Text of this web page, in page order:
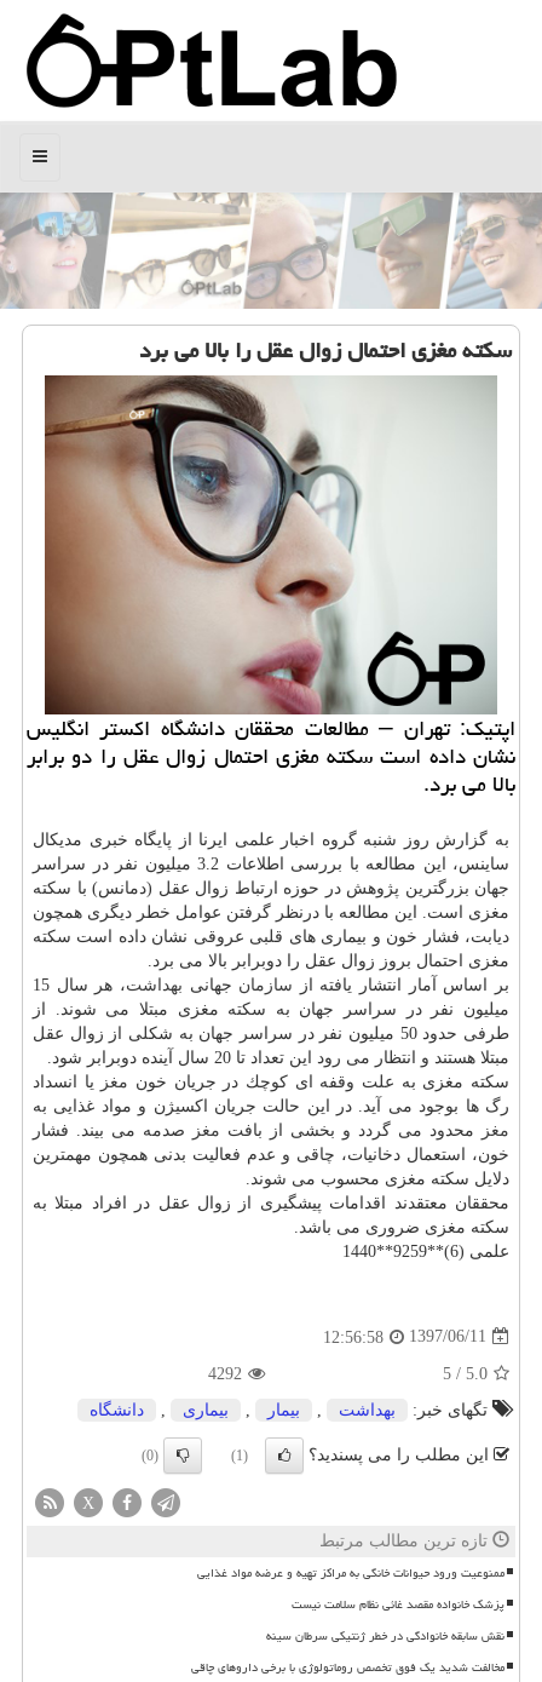
منو
سكته مغزی احتمال زوال عقل را بالا می برد
اپتیك: تهران – مطالعات محققان دانشگاه اكستر انگلیس
نشان داده است سكته مغزی احتمال زوال عقل را دو برابر
بالا می برد.
به گزارش روز شنبه گروه اخبار علمی ایرنا از پایگاه خبری مدیكال
ساینس، این مطالعه با بررسی اطلاعات 3.2 میلیون نفر در سراسر
جهان بزرگترین پژوهش در حوزه ارتباط زوال عقل (دمانس) با سكته
مغزی است. این مطالعه با درنظر گرفتن عوامل خطر دیگری همچون
دیابت، فشار خون و بیماری های قلبی عروقی نشان داده است سكته
مغزی احتمال بروز زوال عقل را دوبرابر بالا می برد.
بر اساس آمار انتشار یافته از سازمان جهانی بهداشت
، هر سال 15
میلیون نفر در سراسر جهان به سكته مغزی مبتلا می شوند. از
طرفی حدود 50 میلیون نفر در سراسر جهان به شكلی از زوال عقل
مبتلا هستند و انتظار می رود این تعداد تا 20 سال آینده دوبرابر شود.
سكته مغزی به علت وقفه ای كوچك در جریان خون مغز
یا انسداد
رگ ها بوجود می آید. در این حالت جریان اكسیژن و مواد غذایی به
مغز
محدود می گردد و بخشی از بافت مغز
صدمه می بیند. فشار
خون، استعمال دخانیات، چاقی و عدم فعالیت بدنی همچون مهمترین
دلایل سكته مغزی محسوب می شوند.
محققان معتقدند اقدامات پیشگیری از زوال عقل در افراد مبتلا به
سكته مغزی ضروری می باشد.
علمی (6)**9259**1440
1397/06/11
12:56:58
5.0
/
5
4292
تگهای خبر:
بهداشت بیمار بیماری دانشگاه
این مطلب را می پسندید؟ (1)
(0)
X
تازه ترین مطالب مرتبط
ممنوعیت ورود حیوانات خانگی به مراکز تهیه و عرضه مواد غذایی
پزشک خانواده مقصد غائی نظام سلامت نیست
نقش سابقه خانوادگی در خطر ژنتیکی سرطان سینه
مخالفت شدید یک فوق تخصص روماتولوژی با برخی داروهای چاقی